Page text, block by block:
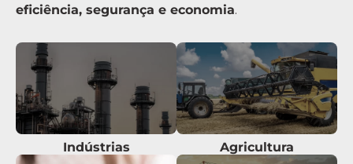
eficiência, segurança e economia.
Indústrias Agricultura